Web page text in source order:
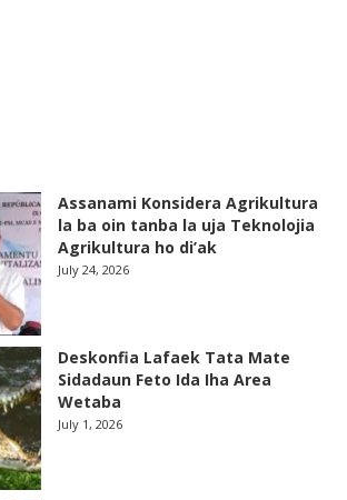
Assanami Konsidera Agrikultura
la ba oin tanba la uja Teknolojia
Agrikultura ho di’ak
July 24, 2026
Deskonfia Lafaek Tata Mate
Sidadaun Feto Ida Iha Area
Wetaba
July 1, 2026